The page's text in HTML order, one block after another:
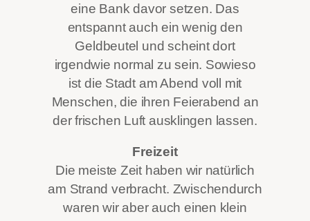
eine Bank davor setzen. Das
entspannt auch ein wenig den
Geldbeutel und scheint dort
irgendwie normal zu sein. Sowieso
ist die Stadt am Abend voll mit
Menschen, die ihren Feierabend an
der frischen Luft ausklingen lassen.
Freizeit
Die meiste Zeit haben wir natürlich
am Strand verbracht. Zwischendurch
waren wir aber auch einen klein